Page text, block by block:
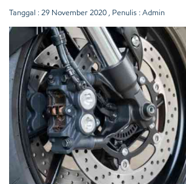
Tanggal : 29 November 2020 , Penulis : Admin